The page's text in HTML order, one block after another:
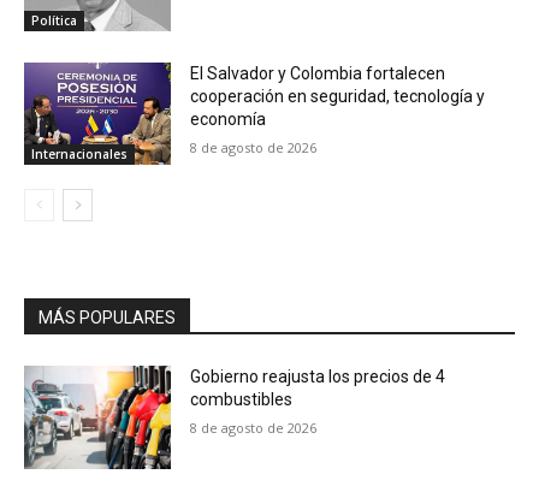
Política
Internacionales
El Salvador y Colombia fortalecen
cooperación en seguridad, tecnología y
economía
8 de agosto de 2026
MÁS POPULARES
Gobierno reajusta los precios de 4
combustibles
8 de agosto de 2026